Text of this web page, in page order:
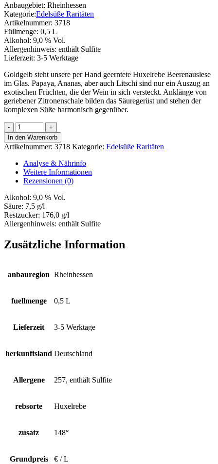
Anbaugebiet: Rheinhessen
Kategorie:Edelsüße Raritäten
Artikelnummer: 3718
Füllmenge: 0,5 L
Alkohol: 9,0 % Vol.
Allergenhinweis: enthält Sulfite
Lieferzeit: 3-5 Werktage
Goldgelb steht unsere per Hand geerntete Huxelrebe Beerenauslese
im Glas. Papaya, Ananas, aber auch Litschi sind nur ein Auszug an
exotischen Früchten, die der Wein in sich versteckt. Anklänge von
geriebener Zitronenschale bilden das Säuregerüst und stehen der
komplexen Süße harmonisch gegenüber.
Huxelrebe
Beerenauslese
148°
edelsüß
Menge
In den Warenkorb
Artikelnummer: 3718 Kategorie: Edelsüße Raritäten
Analyse & Nährinfo
Weitere Informationen
Rezensionen (0)
Alkohol: 9,0 % Vol.
Säure: 7,5 g/l
Restzucker: 176,0 g/l
Allergenhinweis: enthält Sulfite
Zusätzliche Information
anbauregion Rheinhessen
fuellmenge 0,5 L
Lieferzeit 3-5 Werktage
herkunftsland Deutschland
Allergene 257, enthält Sulfite
rebsorte Huxelrebe
zusatz 148°
Grundpreis € / L